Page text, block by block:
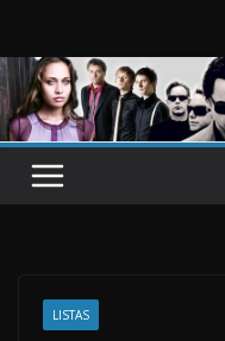
contenido
LISTAS